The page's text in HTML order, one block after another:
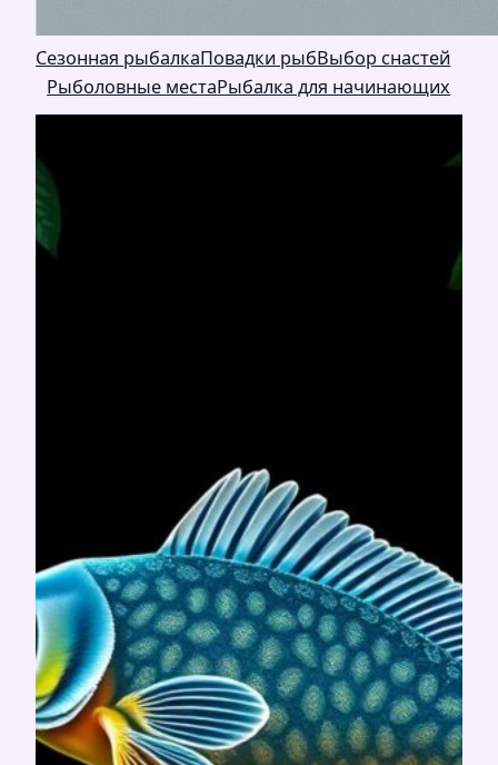
Сезонная рыбалкаПовадки рыбВыбор снастей
Рыболовные местаРыбалка для начинающих